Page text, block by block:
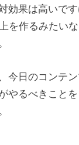
効果は高いで
を作るみたい
今日のコンテ
やるべきこと